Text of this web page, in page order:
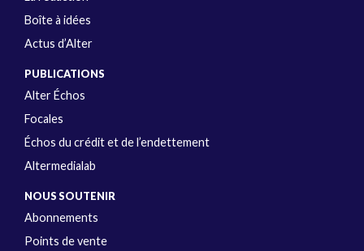
Boîte à idées
Actus d’Alter
PUBLICATIONS
Alter Échos
Focales
Échos du crédit et de l’endettement
Altermedialab
NOUS SOUTENIR
Abonnements
Points de vente